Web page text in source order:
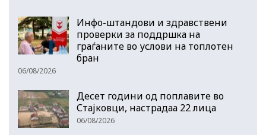
Инфо-штандови и здравствени
проверки за поддршка на
граѓаните во услови на топлотен
бран
06/08/2026
Десет години од поплавите во
Стајковци, настрадаа 22 лица
06/08/2026